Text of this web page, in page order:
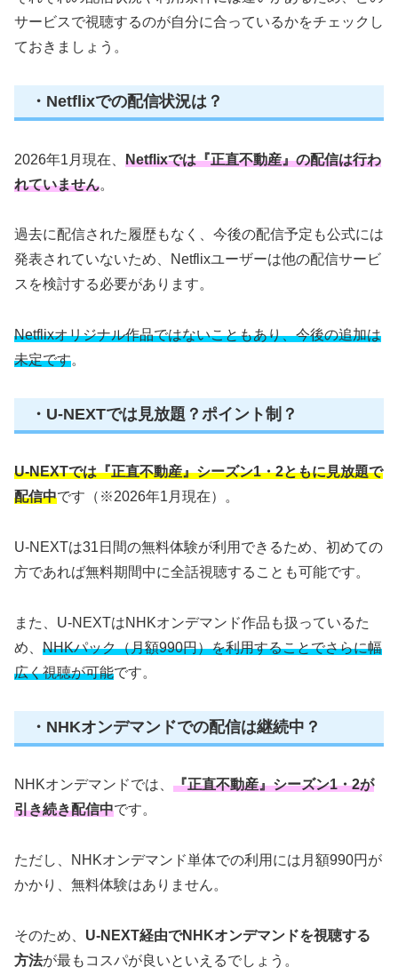
サービスで視聴するのが自分に合っているかをチェックし
ておきましょう。
・Netflixでの配信状況は？
2026年1月現在、 Netflixでは『正直不動産』の配信は行わ
れていません。
過去に配信された履歴もなく、今後の配信予定も公式には
発表されていないため、Netflixユーザーは他の配信サービ
スを検討する必要があります。
Netflixオリジナル作品ではないこともあり、今後の追加は
未定です。
・U-NEXTでは見放題？ポイント制？
U-NEXTでは『正直不動産』シーズン1・2ともに見放題で
配信中です（※2026年1月現在）。
U-NEXTは31日間の無料体験が利用できるため、初めての
方であれば無料期間中に全話視聴することも可能です。
また、U-NEXTはNHKオンデマンド作品も扱っているた
め、 NHKパック（月額990円）を利用することでさらに幅
広く視聴が可能です。
・NHKオンデマンドでの配信は継続中？
NHKオンデマンドでは、 『正直不動産』シーズン1・2が
引き続き配信中です。
ただし、NHKオンデマンド単体での利用には月額990円が
かかり、無料体験はありません。
そのため、 U-NEXT経由でNHKオンデマンドを視聴する
方法が最もコスパが良いといえるでしょう。